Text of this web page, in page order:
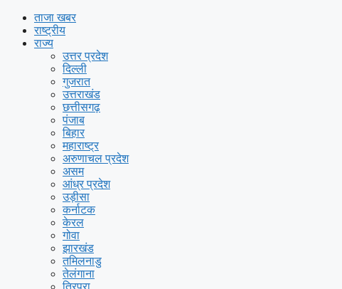
ताजा खबर
राष्ट्रीय
राज्य
उत्तर प्रदेश
दिल्ली
गुजरात
उत्तराखंड
छत्तीसगढ़
पंजाब
बिहार
महाराष्ट्र
अरुणाचल प्रदेश
असम
आंध्र प्रदेश
उड़ीसा
कर्नाटक
केरल
गोवा
झारखंड
तमिलनाडु
तेलंगाना
त्रिपुरा